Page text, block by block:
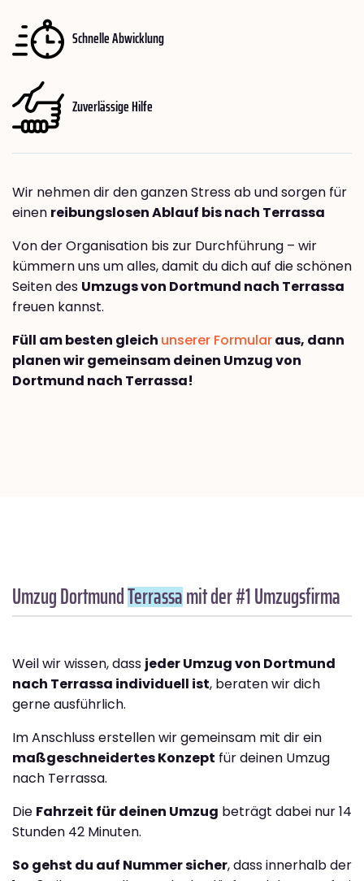
Schnelle Abwicklung
Zuverlässige Hilfe
Wir nehmen dir den ganzen Stress ab und sorgen für
einen reibungslosen Ablauf bis nach Terrassa
Von der Organisation bis zur Durchführung – wir
kümmern uns um alles, damit du dich auf die schönen
Seiten des Umzugs von Dortmund nach Terrassa
freuen kannst.
Füll am besten gleich unserer Formularaus, dann
planen wir gemeinsam deinen Umzug von
Dortmund nach Terrassa!
Umzug DortmundTerrassamit der #1 Umzugsfirma
Weil wir wissen, dass jeder Umzug von Dortmund
nach Terrassa individuell ist, beraten wir dich
gerne ausführlich.
Im Anschluss erstellen wir gemeinsam mit dir ein
maßgeschneidertes Konzept für deinen Umzug
nach Terrassa.
Die Fahrzeit für deinen Umzug beträgt dabei nur 14
Stunden 42 Minuten.
So gehst du auf Nummer sicher, dass innerhalb der